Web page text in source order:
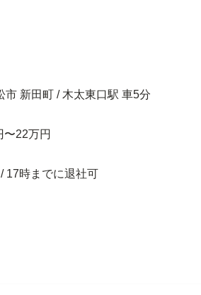
市 新田町 / 木太東口駅 車5分
〜22万円
17時までに退社可